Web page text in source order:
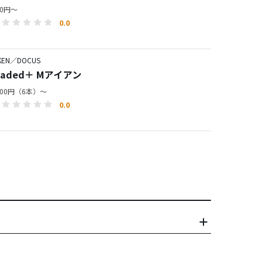
円～
0.0
／DOCUS
＋ Mアイアン
円（6本）～
0.0